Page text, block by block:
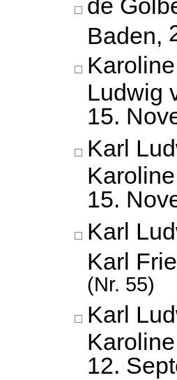
de
Baden,
Ludwig
15.
Karl
15.
Karl
Karl
(Nr. 55)
Karl
12.